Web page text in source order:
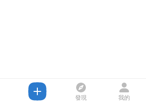
發現 我的